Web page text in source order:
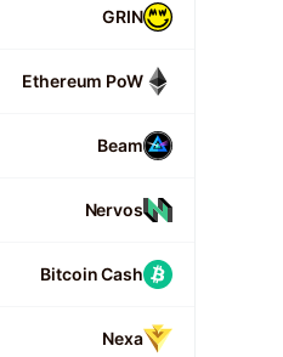
GRIN
Ethereum PoW
Beam
Nervos
Bitcoin Cash
Nexa